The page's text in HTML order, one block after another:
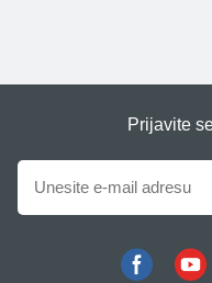
Prijavite